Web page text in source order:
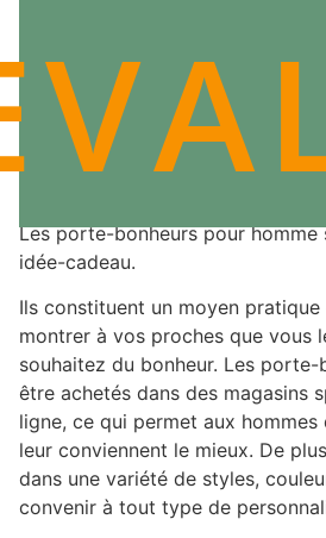
CONCLUSION : LES
POUR HOMME : UNE
Les porte-bonheurs pour homme
idée-cadeau.
Ils constituent un moyen
montrer à vos proches que vous
souhaitez du bonheur. Les porte-
être achetés dans des magasins
ligne, ce qui permet aux
leur conviennent le mieux. De
dans une variété de styles,
convenir à tout type de